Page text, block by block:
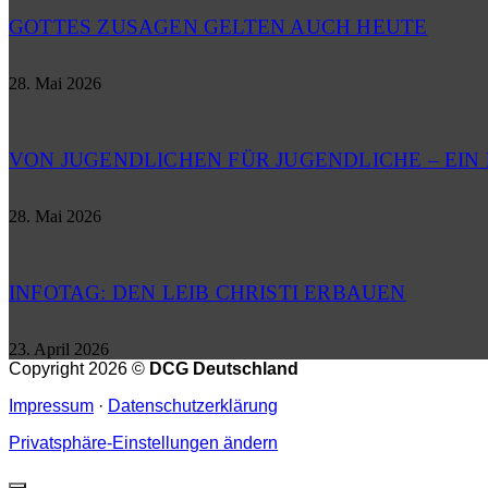
GOTTES ZUSAGEN GELTEN AUCH HEUTE
28. Mai 2026
VON JUGENDLICHEN FÜR JUGENDLICHE –
28. Mai 2026
INFOTAG: DEN LEIB CHRISTI ERBAUEN
23. April 2026
Copyright 2026 © DCG Deutschland
Impressum · Datenschutzerklärung
Privatsphäre-Einstellungen ändern